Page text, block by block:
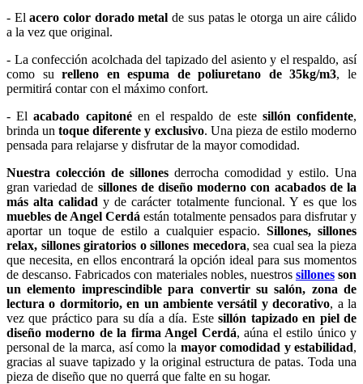
- Elacero color dorado metal de sus patas le otorga un aire cálido
a la vez que original.
- La confección acolchada del tapizado del asiento y el respaldo, así
como surelleno en espuma de poliuretano de 35kg/m3, le
permitirá contar con el máximo confort.
- Elacabado capitonéen el respaldo de este sillón confidente,
brinda untoque diferente y exclusivo. Una pieza de estilo moderno
pensada para relajarse y disfrutar de la mayor comodidad.
Nuestra colección de sillones derrocha comodidad y estilo. Una
gran variedad de sillones de diseño moderno con acabados de la
más alta calidad y de carácter totalmente funcional. Y es que los
muebles de Angel Cerdá están totalmente pensados para disfrutar y
aportar un toque de estilo a cualquier espacio.Sillones, sillones
relax, sillones giratorios o sillones mecedora, sea cual sea la pieza
que necesita, en ellos encontrará la opción ideal para sus momentos
de descanso. Fabricados con materiales nobles, nuestros sillones son
un elemento imprescindible para convertir su salón, zona de
lectura o dormitorio, en un ambiente versátil y decorativo, a la
vez que práctico para su día a día. Estesillón tapizado en piel de
diseño moderno de la firma Angel Cerdá, aúna el estilo único y
personal de la marca, así como la mayor comodidad y estabilidad,
gracias al suave tapizado y la original estructura de patas. Toda una
pieza de diseño que no querrá que falte en su hogar.